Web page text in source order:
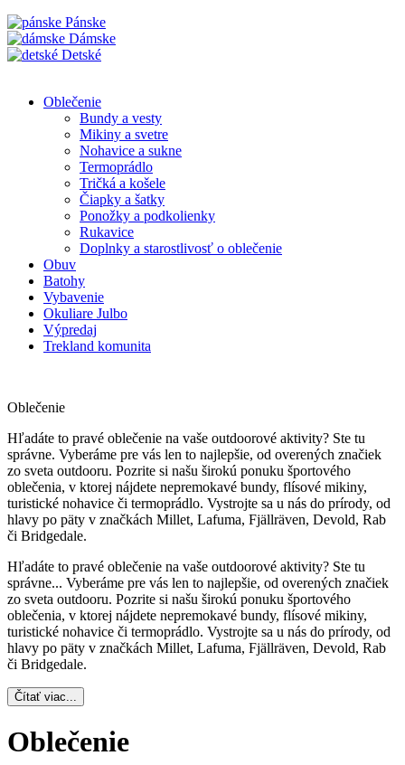
Pánske
Dámske
Detské
Oblečenie
Bundy a vesty
Mikiny a svetre
Nohavice a sukne
Termoprádlo
Tričká a košele
Čiapky a šatky
Ponožky a podkolienky
Rukavice
Doplnky a starostlivosť o oblečenie
Obuv
Batohy
Vybavenie
Okuliare Julbo
Výpredaj
Trekland komunita
Oblečenie
Hľadáte to pravé oblečenie na vaše outdoorové aktivity? Ste tu
správne. Vyberáme pre vás len to najlepšie, od overených značiek
zo sveta outdooru. Pozrite si našu širokú ponuku športového
oblečenia, v ktorej nájdete nepremokavé bundy, flísové mikiny,
turistické nohavice či termoprádlo. Vystrojte sa u nás do prírody, od
hlavy po päty v značkách Millet, Lafuma, Fjällräven, Devold, Rab
či Bridgedale.
Hľadáte to pravé oblečenie na vaše outdoorové aktivity? Ste tu
správne... Vyberáme pre vás len to najlepšie, od overených značiek
zo sveta outdooru. Pozrite si našu širokú ponuku športového
oblečenia, v ktorej nájdete nepremokavé bundy, flísové mikiny,
turistické nohavice či termoprádlo. Vystrojte sa u nás do prírody, od
hlavy po päty v značkách Millet, Lafuma, Fjällräven, Devold, Rab
či Bridgedale.
Čítať viac...
Oblečenie